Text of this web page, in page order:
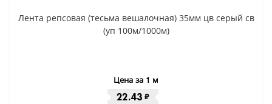
Лента репсовая (тесьма вешалочная) 35мм цв серый св
(уп 100м/1000м)
Цена за 1 м
22.43 ₽